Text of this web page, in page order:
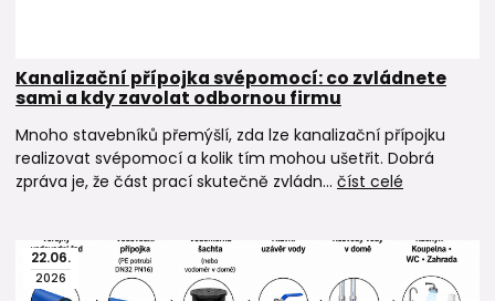
Kanalizační přípojka svépomocí: co zvládnete
sami a kdy zavolat odbornou firmu
Mnoho stavebníků přemýšlí, zda lze kanalizační přípojku
realizovat svépomocí a kolik tím mohou ušetřit. Dobrá
zpráva je, že část prací skutečně zvládn... číst celé
22.06.
2026